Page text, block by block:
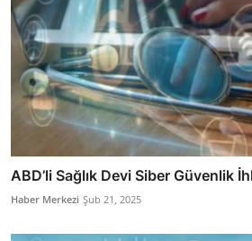
ABD’li Sağlık Devi Siber Güvenlik
Haber Merkezi Şub 21, 2025